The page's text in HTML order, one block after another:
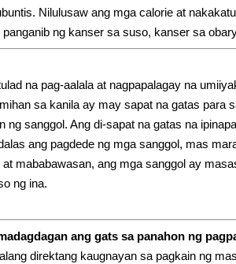
Nilulusaw ang mga calorie at
ng kanser sa suso, kanser sa
na pag-aalala at nagpapalagay na
sa kanila ay may sapat na gatas para
sanggol. Ang di-sapat na gatas na
ang pagdede ng mga sanggol, mas
mababawasan, ang mga sanggol ay
ng ina.
ang gats sa panahon ng
direktang kaugnayan sa pagkain ng